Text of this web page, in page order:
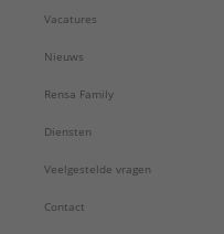
Vacatures
Nieuws
Rensa Family
Diensten
Veelgestelde vragen
Contact